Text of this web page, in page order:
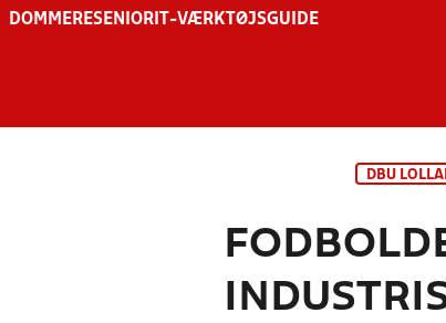
DOMMERESENIOR IT-VÆRKTØJSGUIDE
DBU